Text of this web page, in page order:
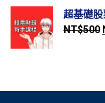
超基礎
NT$500